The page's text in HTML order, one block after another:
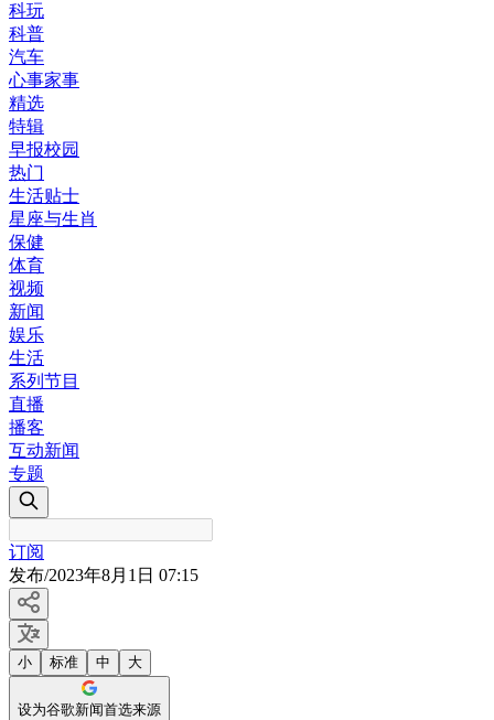
科玩
科普
汽车
心事家事
精选
特辑
早报校园
热门
生活贴士
星座与生肖
保健
体育
视频
新闻
娱乐
生活
系列节目
直播
播客
互动新闻
专题
订阅
发布/2023年8月1日 07:15
小 标准 中 大
设为谷歌新闻首选来源